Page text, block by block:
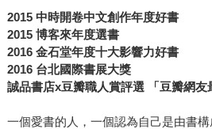
2015 中時開卷中文創作年度好書
2015 博客來年度選書
2016 金石堂年度十大影響力好書
2016 台北國際書展大獎
誠品書店x豆瓣職人賞評選 「豆瓣網友
一個愛書的人，一個認為自己是由書構